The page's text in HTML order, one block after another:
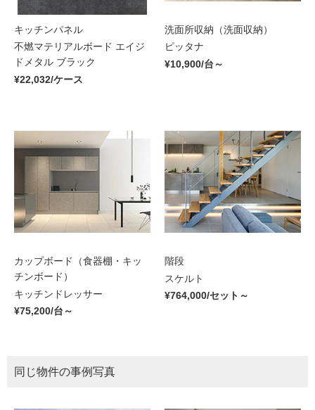
キッチンパネル
不燃マテリアルボード エイジ
ドメタル ブラック
¥22,032/ケース
洗面所収納（洗面収納）
ピッタナ
¥10,900/台～
カップボード（食器棚・キッ
チンボード）
キッチンドレッサー
¥75,200/台～
階段
スケルト
¥764,000/セット～
同じ物件の事例写真